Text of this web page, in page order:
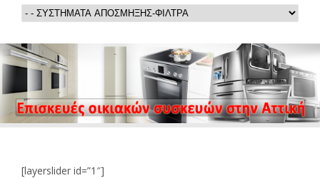
[layerslider id=”1″]